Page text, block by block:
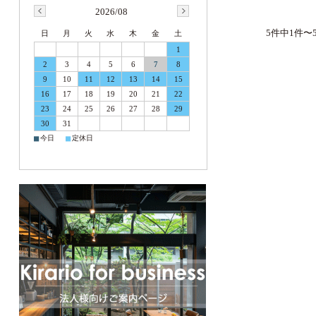
5件中1件〜
2026/08
日 月 火 水 木 金
土
1
2
3 4 5 6 7
8
9
10 11 12 13 14
15
16
17 18 19 20 21
22
23
24 25 26 27 28
29
30
31
■今日 ■定休日